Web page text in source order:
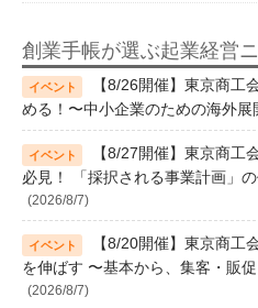
創業手帳が選ぶ起業経営
【8/26開催】東京商工
める！〜中小企業のための海外展
【8/27開催】東京商工
必見！ 「採択される事業計画」
(2026/8/7)
【8/20開催】東京商工
を伸ばす 〜基本から、集客・販
(2026/8/7)